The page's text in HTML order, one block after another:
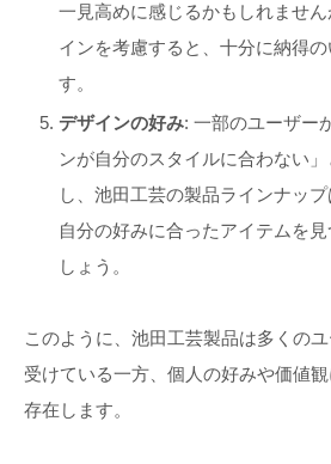
一見高めに感じるかもしれませ
インを考慮すると、十分に納得
す。
デザインの好み: 一部のユーザー
ンが自分のスタイルに合わない
し、池田工芸の製品ラインナップ
自分の好みに合ったアイテムを
しょう。
このように、池田工芸製品は多くの
受けている一方、個人の好みや価値
存在します。